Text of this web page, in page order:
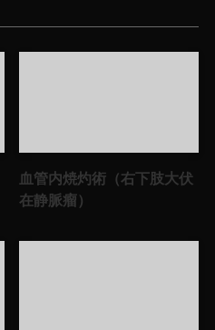
血管内焼灼術（右下肢大伏
在静脈瘤）